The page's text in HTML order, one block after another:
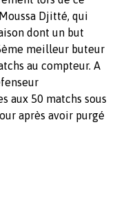
Djitté, qui
dont un but
meilleur buteur
au compteur. A
aux 50 matchs sous
après avoir purgé